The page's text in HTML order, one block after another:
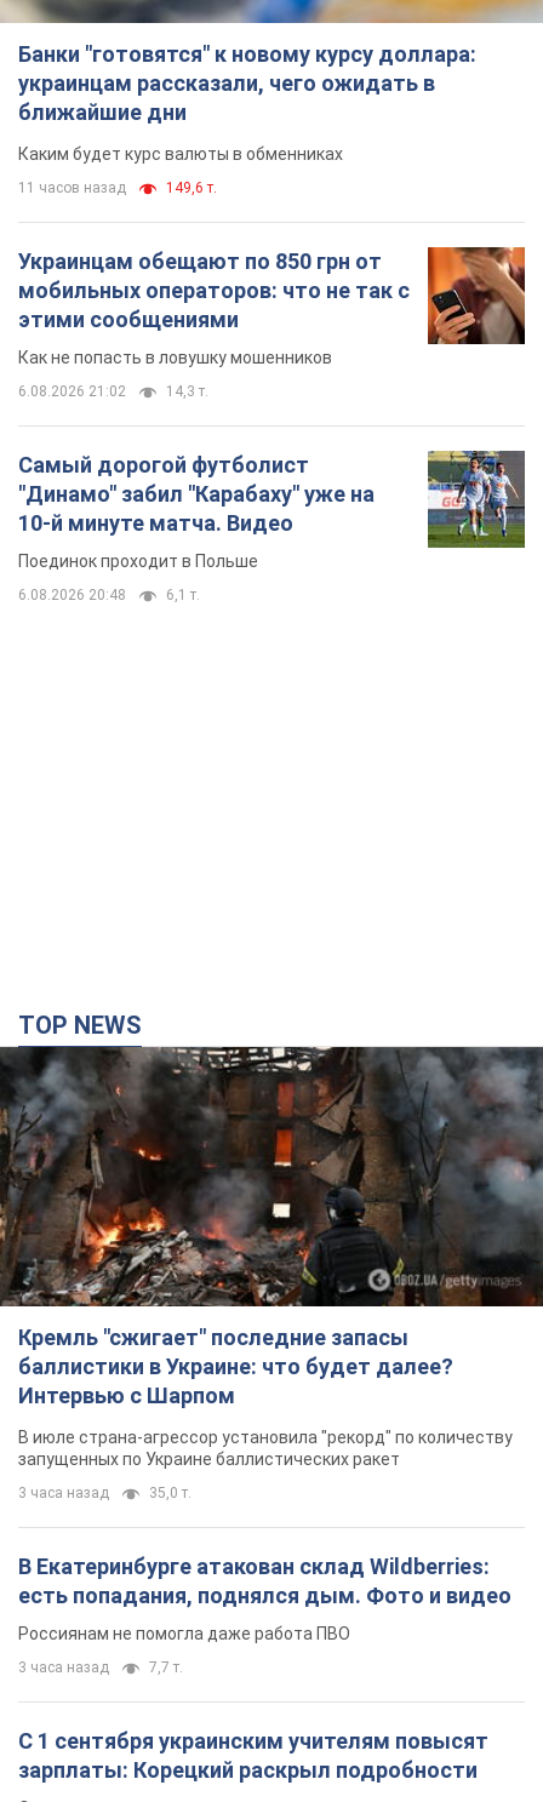
Банки "готовятся" к новому курсу доллара:
украинцам рассказали, чего ожидать в
ближайшие дни
Каким будет курс валюты в обменниках
11 часов назад 149,6 т.
Украинцам обещают по 850 грн от
мобильных операторов: что не так с
этими сообщениями
Как не попасть в ловушку мошенников
6.08.2026 21:02 14,3 т.
Самый дорогой футболист
"Динамо" забил "Карабаху" уже на
10-й минуте матча. Видео
Поединок проходит в Польше
6.08.2026 20:48 6,1 т.
TOP NEWS
Кремль "сжигает" последние запасы
баллистики в Украине: что будет далее?
Интервью с Шарпом
В июле страна-агрессор установила "рекорд" по количеству
запущенных по Украине баллистических ракет
3 часа назад 35,0 т.
В Екатеринбурге атакован склад Wildberries:
есть попадания, поднялся дым. Фото и видео
Россиянам не помогла даже работа ПВО
3 часа назад 7,7 т.
С 1 сентября украинским учителям повысят
зарплаты: Корецкий раскрыл подробности